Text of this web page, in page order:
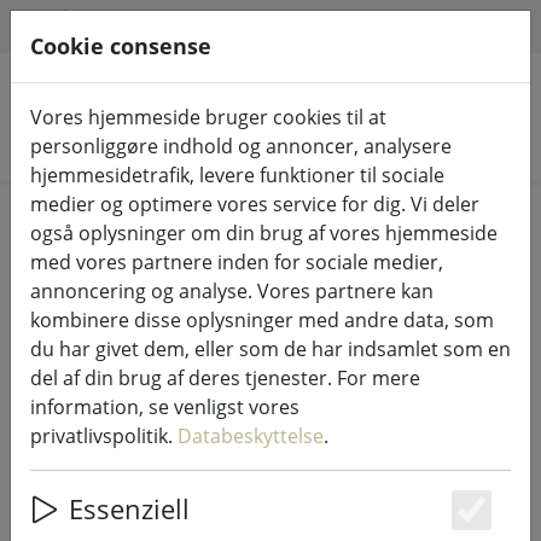
Søg efter produkter
aftryk
meilon GmbH
Konrad Zuse Ring 31
53424 Remagen
Tyskland
E-mail: support@meilon.de
Fax: +49 (0)2642 / 40 52 88 1
Cookie consense
Vores hjemmeside bruger cookies til at
personliggøre indhold og annoncer, analysere
hjemmesidetrafik, levere funktioner til sociale
medier og optimere vores service for dig. Vi deler
også oplysninger om din brug af vores hjemmeside
med vores partnere inden for sociale medier,
annoncering og analyse. Vores partnere kan
kombinere disse oplysninger med andre data, som
du har givet dem, eller som de har indsamlet som en
del af din brug af deres tjenester. For mere
information, se venligst vores
privatlivspolitik. Databeskyttelse.
Essenziell